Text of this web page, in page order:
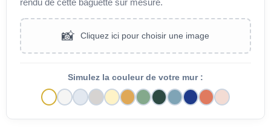
📸 Cliquez ici pour choisir une image
Simulez la couleur de votre mur :